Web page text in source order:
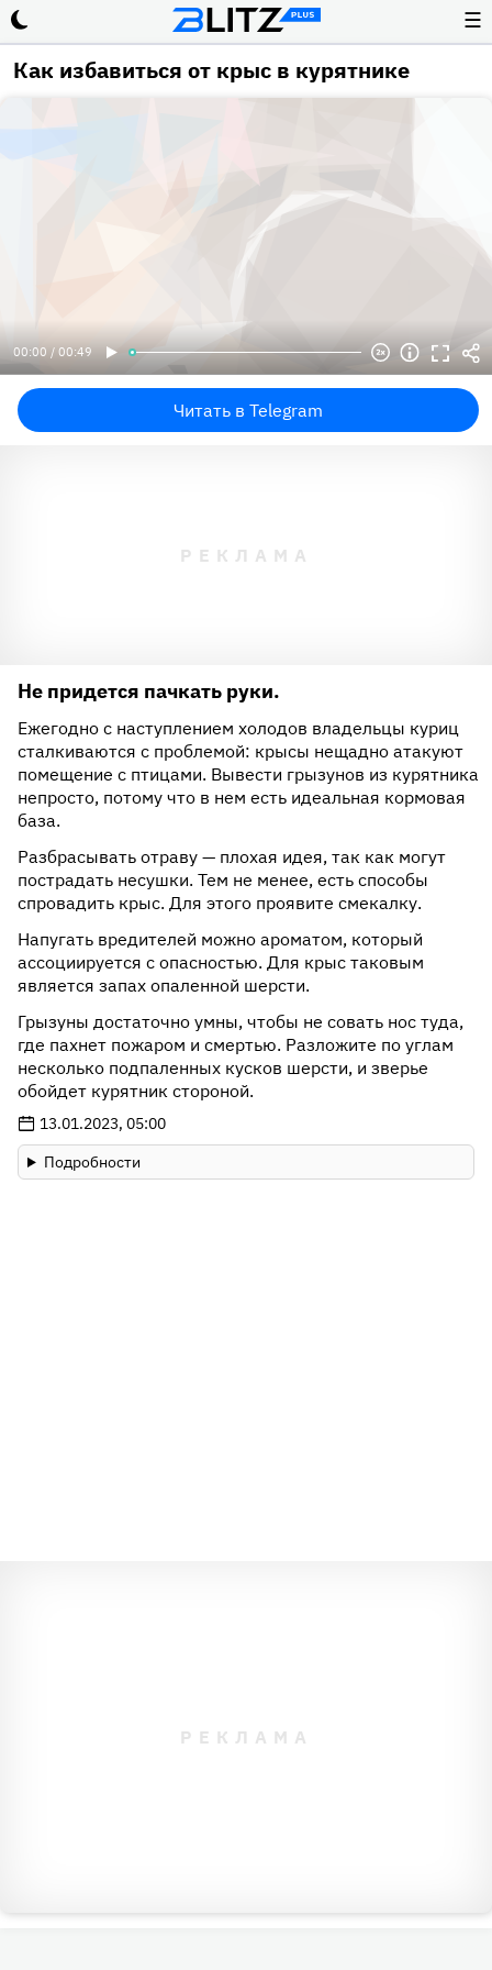
☰
Как избавиться от крыс в курятнике
00:00 / 00:49
Читать в Telegram
Не придется пачкать руки.
Ежегодно с наступлением холодов владельцы куриц
сталкиваются с проблемой: крысы нещадно атакуют
помещение с птицами. Вывести грызунов из курятника
непросто, потому что в нем есть идеальная кормовая
база.
Разбрасывать отраву — плохая идея, так как могут
пострадать несушки. Тем не менее, есть способы
спровадить крыс. Для этого проявите смекалку.
Напугать вредителей можно ароматом, который
ассоциируется с опасностью. Для крыс таковым
является запах опаленной шерсти.
Грызуны достаточно умны, чтобы не совать нос туда,
где пахнет пожаром и смертью. Разложите по углам
несколько подпаленных кусков шерсти, и зверье
обойдет курятник стороной.
13.01.2023, 05:00
Подробности